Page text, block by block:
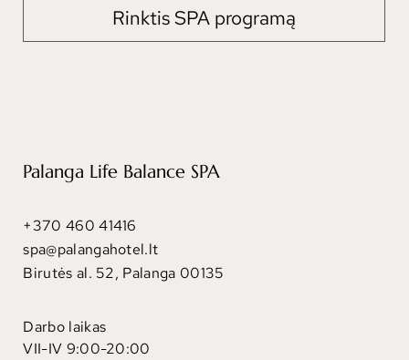
Rinktis SPA programą
Palanga Life Balance SPA
+370 460 41416
spa@palangahotel.lt
Birutės al. 52, Palanga 00135
Darbo laikas
VII-IV 9:00-20:00